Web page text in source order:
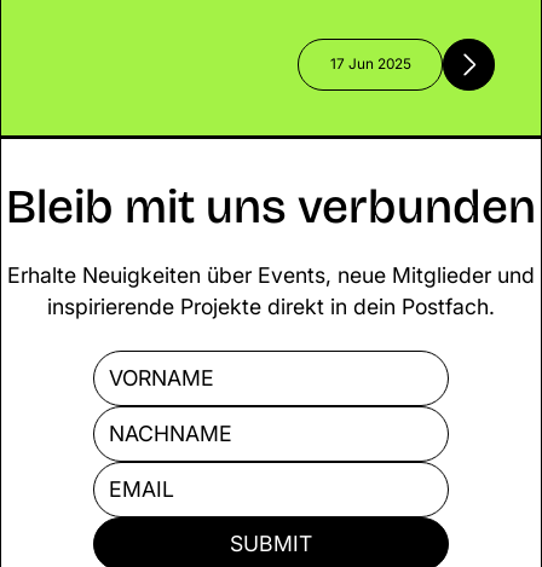
Während wirtschaftliche Stabilität und
Digitalisierung im Vordergrund stehen,
Förderung auf der Strecke.
17 Jun 2025
Bleib mit uns verbunden
Erhalte Neuigkeiten über Events, neue Mitglieder und
inspirierende Projekte direkt in dein Postfach.